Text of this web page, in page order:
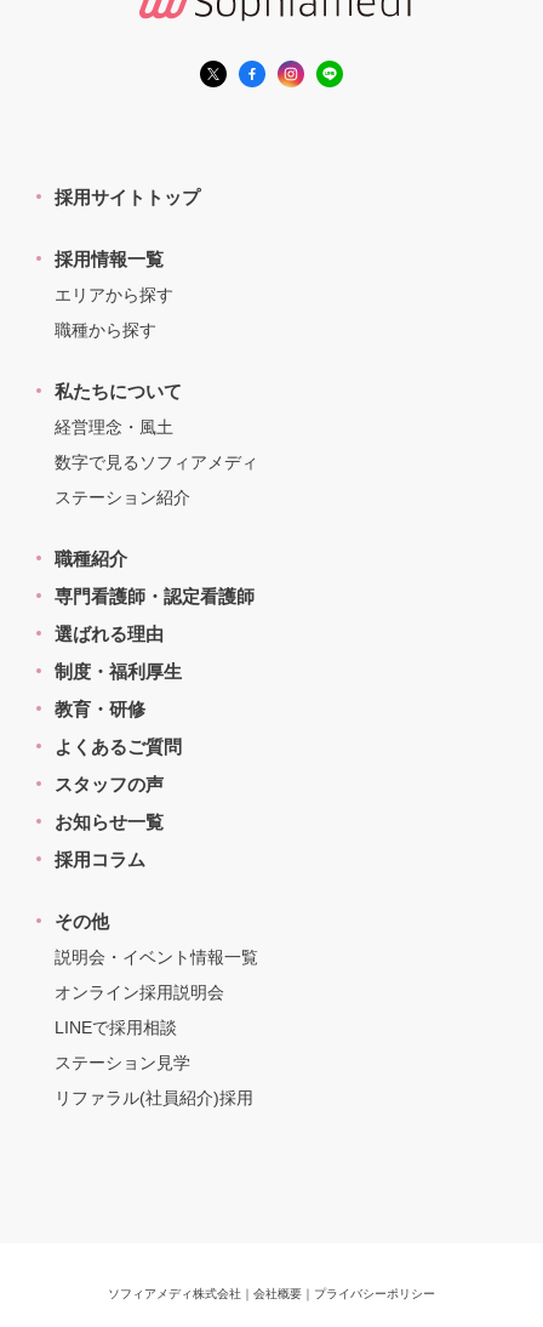
採用サイトトップ
採用情報一覧
エリアから探す
職種から探す
私たちについて
経営理念・風土
数字で見るソフィアメディ
ステーション紹介
職種紹介
専門看護師・認定看護師
選ばれる理由
制度・福利厚生
教育・研修
よくあるご質問
スタッフの声
お知らせ一覧
採用コラム
その他
説明会・イベント情報一覧
オンライン採用説明会
LINEで採用相談
ステーション見学
リファラル(社員紹介)採用
ソフィアメディ株式会社 会社概要 プライバシーポリシー